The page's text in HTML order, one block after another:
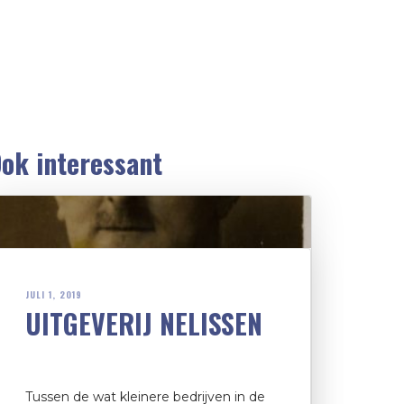
interessant
JULI 1, 2019
UITGEVERIJ NELISSEN
Tussen de wat kleinere bedrijven in de